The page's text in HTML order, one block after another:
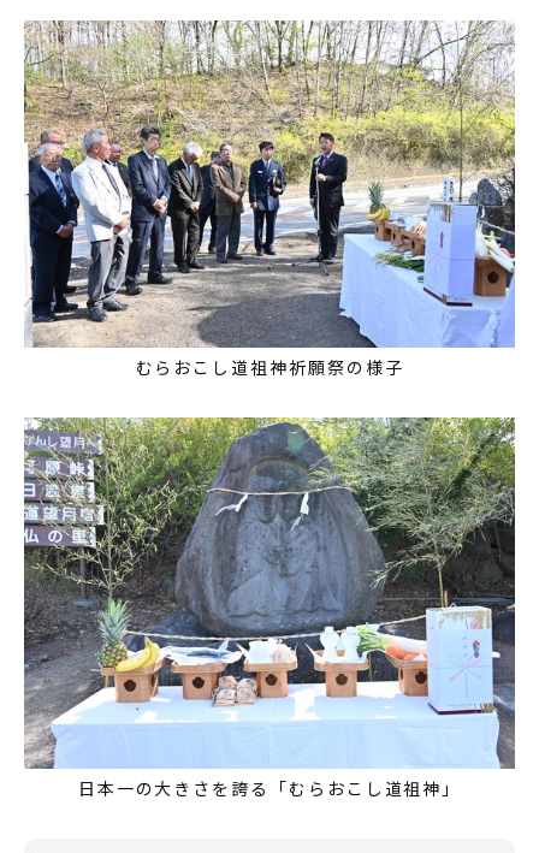
むらおこし道祖神祈願祭の様子
日本一の大きさを誇る「むらおこし道祖神」